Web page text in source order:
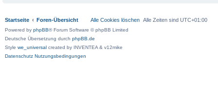
Startseite Foren-Übersicht Alle Cookies löschen Alle Zeiten sind UTC+01:00
Powered by phpBB® Forum Software © phpBB Limited
Deutsche Übersetzung durch phpBB.de
Style we_universal created by INVENTEA & v12mike
Datenschutz Nutzungsbedingungen